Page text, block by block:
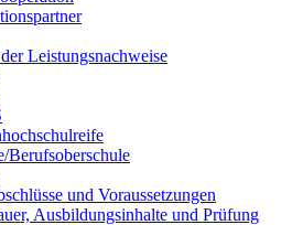
Leistungsnachweise
Berufsoberschule
und Voraussetzungen
Ausbildungsinhalte und Prüfung